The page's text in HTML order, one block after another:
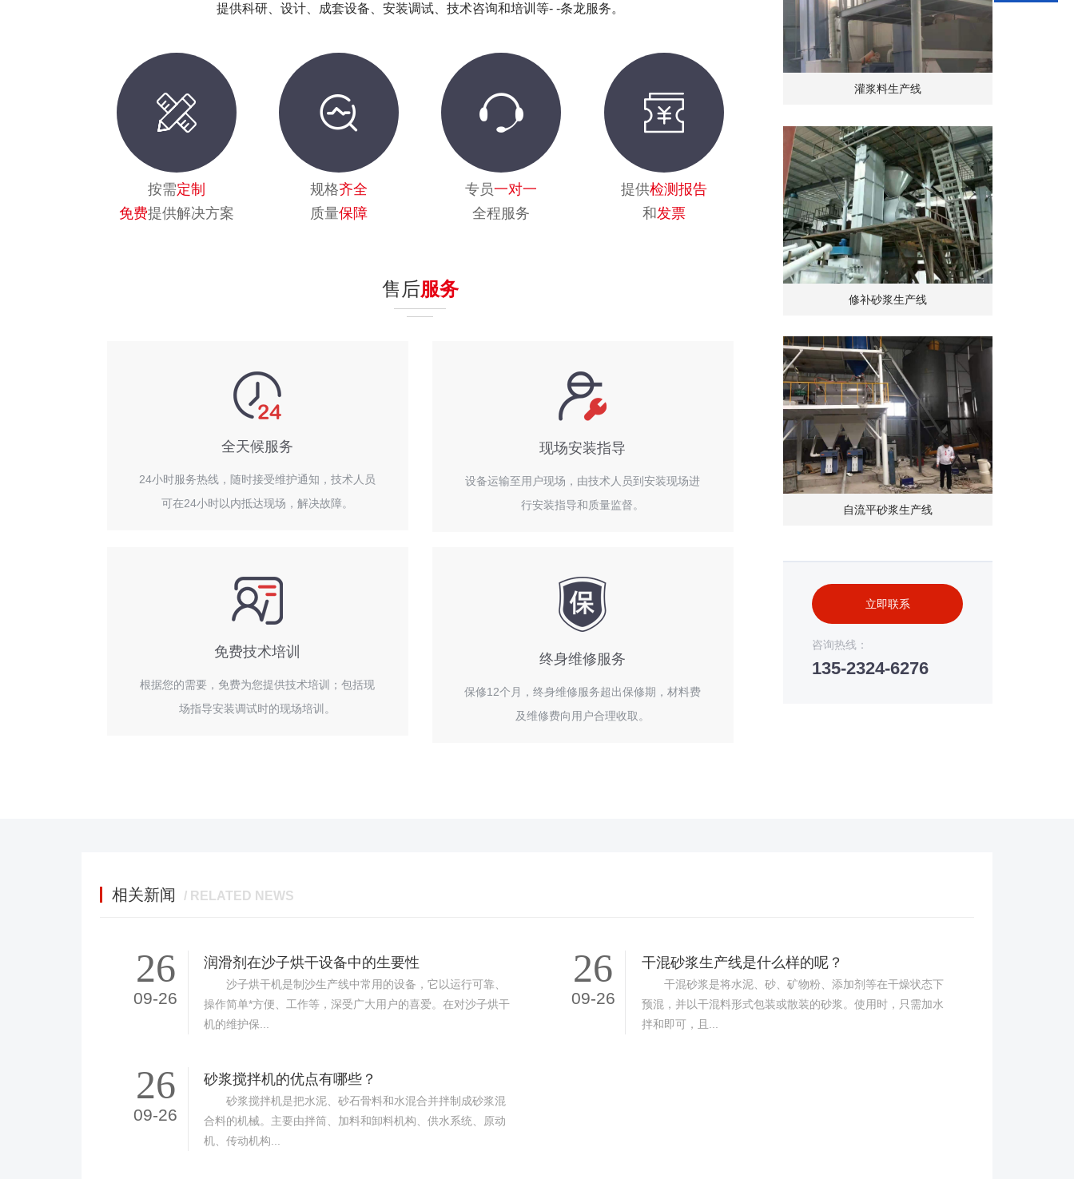
提供科研、设计、成套设备、安装调试、技术咨询和培训等- -条龙服务。
按需定制
免费提供解决方案
规格齐全
质量保障
专员一对一
全程服务
提供检测报告
和发票
售后服务
全天候服务
24小时服务热线，随时接受维护通知，技术人员
可在24小时以内抵达现场，解决故障。
现场安装指导
设备运输至用户现场，由技术人员到安装现场进
行安装指导和质量监督。
免费技术培训
根据您的需要，免费为您提供技术培训；包括现
场指导安装调试时的现场培训。
终身维修服务
保修12个月，终身维修服务超出保修期，材料费
及维修费向用户合理收取。
灌浆料生产线
修补砂浆生产线
自流平砂浆生产线
立即联系
咨询热线：
135-2324-6276
相关新闻 / RELATED NEWS
26
09-26
润滑剂在沙子烘干设备中的生要性
沙子烘干机是制沙生产线中常用的设备，它以运行可靠、
操作简单*方便、工作等，深受广大用户的喜爱。在对沙子烘干
机的维护保...
26
09-26
干混砂浆生产线是什么样的呢？
干混砂浆是将水泥、砂、矿物粉、添加剂等在干燥状态下
预混，并以干混料形式包装或散装的砂浆。使用时，只需加水
拌和即可，且...
26
09-26
砂浆搅拌机的优点有哪些？
砂浆搅拌机是把水泥、砂石骨料和水混合并拌制成砂浆混
合料的机械。主要由拌筒、加料和卸料机构、供水系统、原动
机、传动机构...